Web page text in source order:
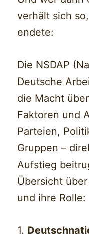
verhält sich
endete:
Die NSDAP
Deutsche
die Macht
Faktoren und
Parteien,
Gruppen –
Aufstieg
Übersicht
und ihre Rolle:
1.